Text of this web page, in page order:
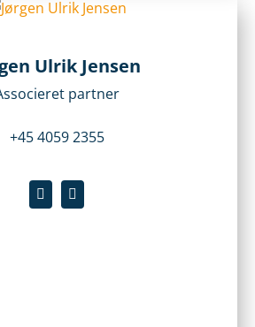
Ulrik Jensen
partner
+45 4059 2355